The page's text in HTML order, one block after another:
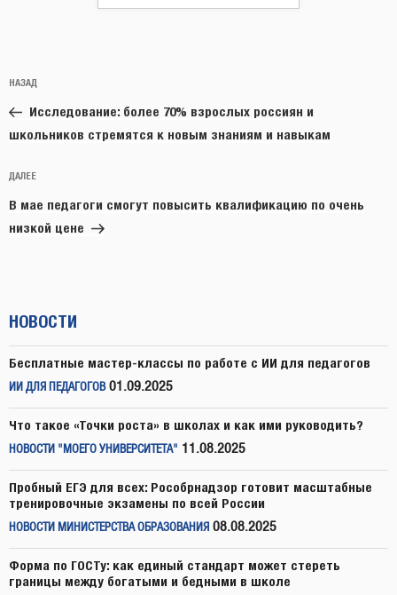
по
записям
Предыдущая
запись:
НАЗАД
Исследование: более 70% взрослых россиян и
школьников стремятся к новым знаниям и навыкам
Следующая
запись
ДАЛЕЕ
В мае педагоги смогут повысить квалификацию по очень
низкой цене
НОВОСТИ
Бесплатные мастер-классы по работе с ИИ для педагогов
ИИ ДЛЯ ПЕДАГОГОВ 01.09.2025
Что такое «Точки роста» в школах и как ими руководить?
НОВОСТИ "МОЕГО УНИВЕРСИТЕТА" 11.08.2025
Пробный ЕГЭ для всех: Рособрнадзор готовит масштабные
тренировочные экзамены по всей России
НОВОСТИ МИНИСТЕРСТВА ОБРАЗОВАНИЯ 08.08.2025
Форма по ГОСТу: как единый стандарт может стереть
границы между богатыми и бедными в школе